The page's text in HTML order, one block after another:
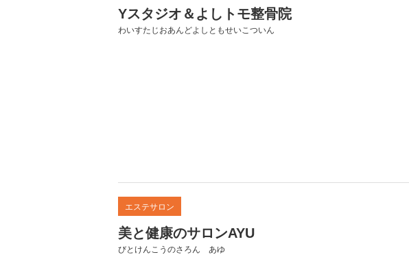
Yスタジオ＆よしトモ整骨院
わいすたじおあんどよしともせいこついん
エステサロン
美と健康のサロンAYU
びとけんこうのさろん あゆ